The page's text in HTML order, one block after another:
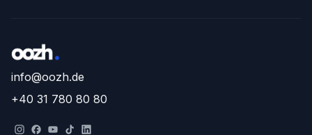
info@oozh.de
+40 31 780 80 80